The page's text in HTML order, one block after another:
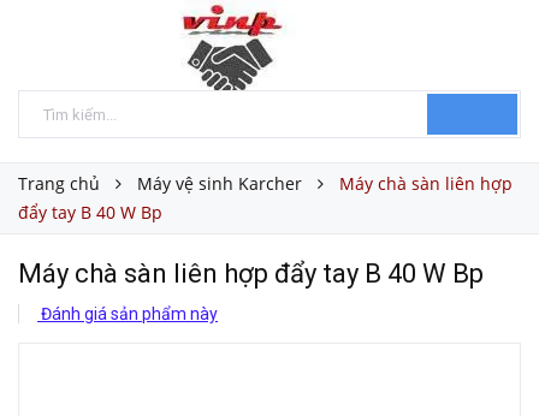
Trang chủ Máy vệ sinh Karcher
Máy chà sàn liên hợp
đẩy tay B 40 W Bp
Máy chà sàn liên hợp đẩy tay B 40 W Bp
Đánh giá sản phẩm này